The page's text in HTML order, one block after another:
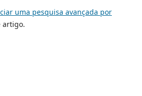
uma pesquisa avançada por
artigo.